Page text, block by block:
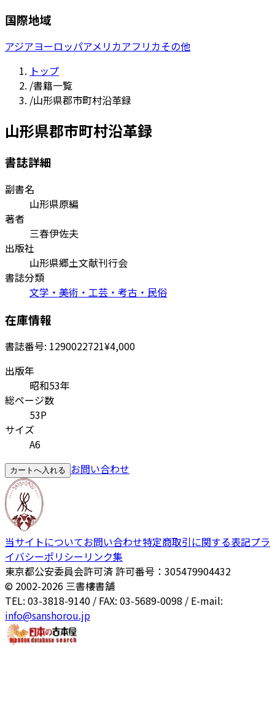
国際地域
アジアヨーロッパアメリカアフリカその他
トップ
/書籍一覧
/山形県郡市町村沿革録
山形県郡市町村沿革録
書誌詳細
副書名
山形県原編
著者
三春伊佐夫
出版社
山形県郷土文献刊行会
書誌分類
文学・美術・工芸・考古・民俗
在庫情報
書誌番号: 1290022721¥4,000
出版年
昭和53年
総ページ数
53P
サイズ
A6
カートへ入れる お問い合わせ
当サイトについてお問い合わせ特定商取引に関する表記プラ
イバシーポリシー リンク集
東京都公安委員会許可済 許可番号：305479904432
© 2002-2026 三書樓書舗
TEL: 03-3818-9140 / FAX: 03-5689-0098 / E-mail:
info@sanshorou.jp